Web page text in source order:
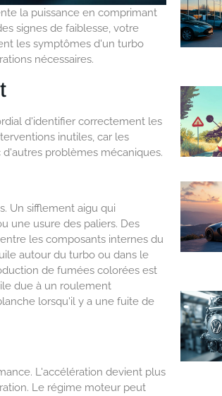
la puissance en comprimant
signes de faiblesse, votre
les symptômes d'un turbo
nécessaires.
d'identifier correctement les
inutiles, car les
problèmes mécaniques.
Un sifflement aigu qui
une usure des paliers. Des
les composants internes du
autour du turbo ou dans le
de fumées colorées est
due à un roulement
lorsqu'il y a une fuite de
L'accélération devient plus
Le régime moteur peut